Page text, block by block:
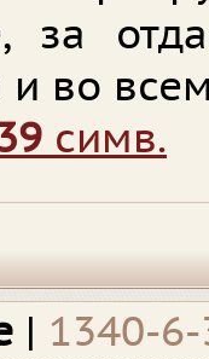
за
и во
симв.
| 1340-